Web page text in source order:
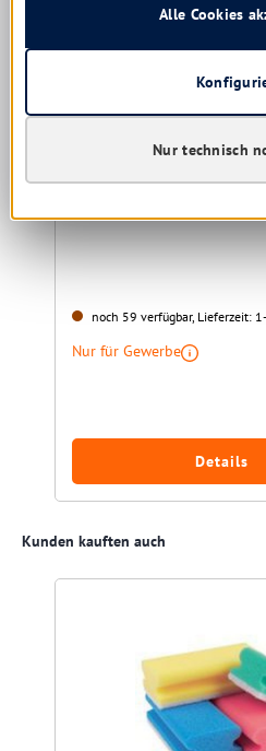
noch 59 verfügbar, Lieferzeit:
Nur für Gewerbe
Details
Produktgalerie überspringen
Kunden kauften auch
Nur technisch
Alle Cookies